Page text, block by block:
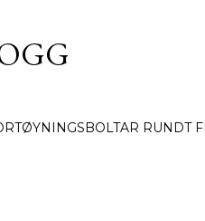
RUNDT